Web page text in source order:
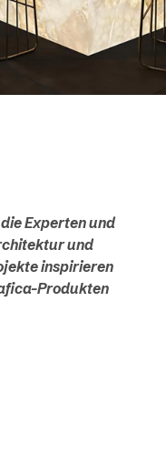
Experten und
und
inspirieren
Produkten